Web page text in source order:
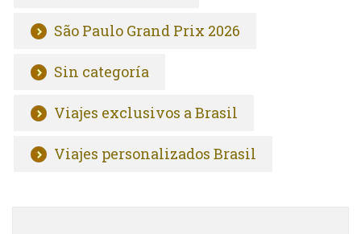
São Paulo Grand Prix 2026
Sin categoría
Viajes exclusivos a Brasil
Viajes personalizados Brasil